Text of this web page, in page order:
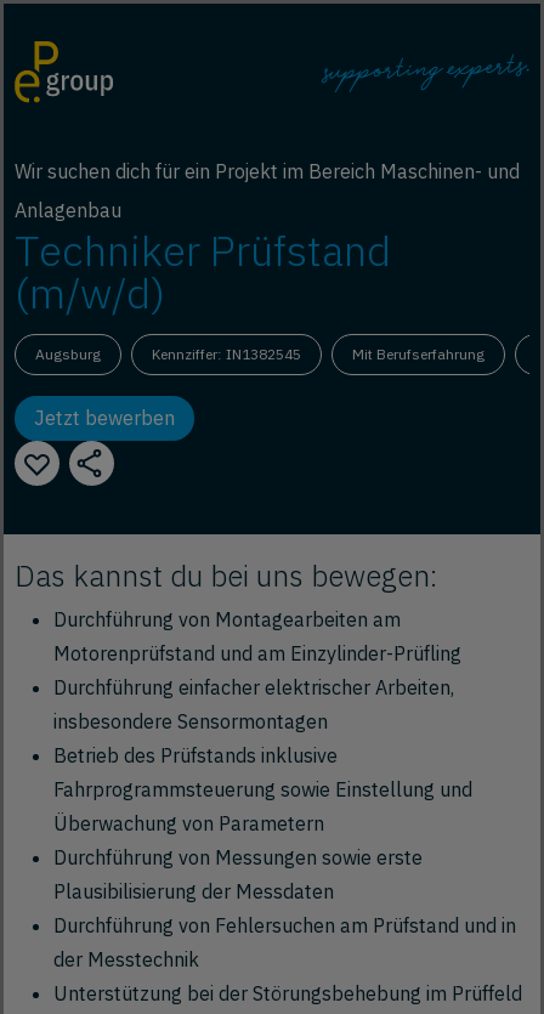
Wir suchen dich für ein Projekt im Bereich Maschinen- und
Anlagenbau
Techniker Prüfstand
(m/w/d)
Augsburg Kennziffer: IN1382545 Mit Berufserfahrung
Jetzt bewerben
Das kannst du bei uns bewegen:
Durchführung von Montagearbeiten am
Motorenprüfstand und am Einzylinder-Prüfling
Durchführung einfacher elektrischer Arbeiten,
insbesondere Sensormontagen
Betrieb des Prüfstands inklusive
Fahrprogrammsteuerung sowie Einstellung und
Überwachung von Parametern
Durchführung von Messungen sowie erste
Plausibilisierung der Messdaten
Durchführung von Fehlersuchen am Prüfstand und in
der Messtechnik
Unterstützung bei der Störungsbehebung im Prüffeld